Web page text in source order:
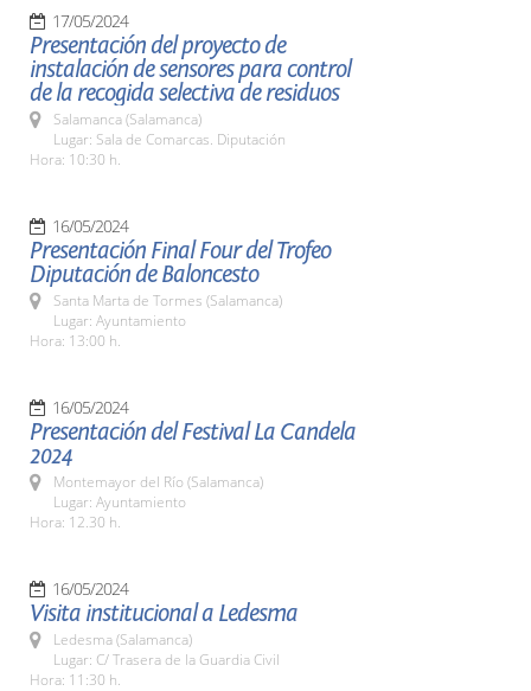
17/05/2024
Presentación del proyecto de
instalación de sensores para control
de la recogida selectiva de residuos
Salamanca (Salamanca)
Lugar: Sala de Comarcas. Diputación
Hora: 10:30 h.
16/05/2024
Presentación Final Four del Trofeo
Diputación de Baloncesto
Santa Marta de Tormes (Salamanca)
Lugar: Ayuntamiento
Hora: 13:00 h.
16/05/2024
Presentación del Festival La Candela
2024
Montemayor del Río (Salamanca)
Lugar: Ayuntamiento
Hora: 12.30 h.
16/05/2024
Visita institucional a Ledesma
Ledesma (Salamanca)
Lugar: C/ Trasera de la Guardia Civil
Hora: 11:30 h.